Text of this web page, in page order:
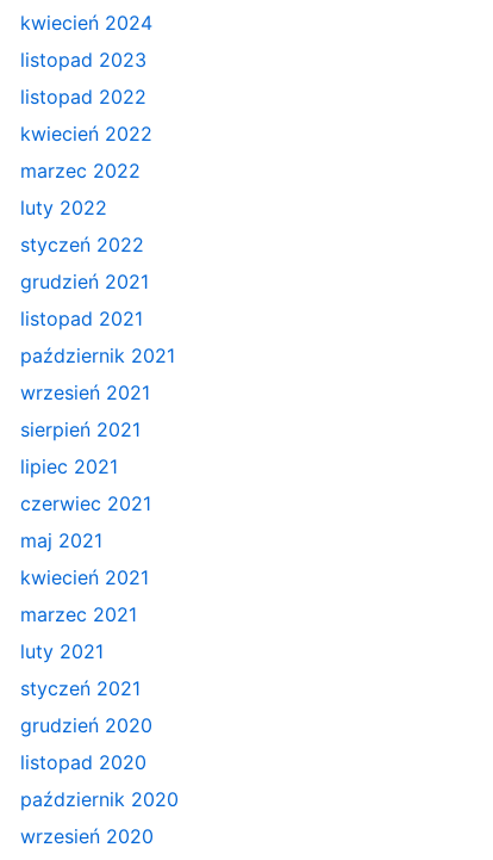
kwiecień 2024
listopad 2023
listopad 2022
kwiecień 2022
marzec 2022
luty 2022
styczeń 2022
grudzień 2021
listopad 2021
październik 2021
wrzesień 2021
sierpień 2021
lipiec 2021
czerwiec 2021
maj 2021
kwiecień 2021
marzec 2021
luty 2021
styczeń 2021
grudzień 2020
listopad 2020
październik 2020
wrzesień 2020